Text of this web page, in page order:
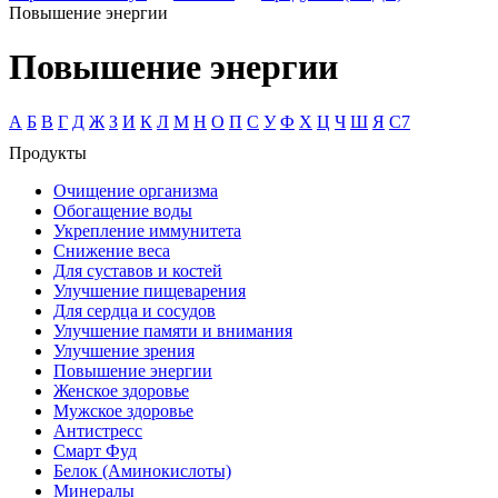
Повышение энергии
Повышение энергии
А Б В Г Д Ж З И К Л М Н О П С У Ф Х Ц Ч Ш Я C7
Продукты
Очищение организма
Обогащение воды
Укрепление иммунитета
Снижение веса
Для суставов и костей
Улучшение пищеварения
Для сердца и сосудов
Улучшение памяти и внимания
Улучшение зрения
Повышение энергии
Женское здоровье
Мужское здоровье
Антистресс
Смарт Фуд
Белок (Аминокислоты)
Минералы